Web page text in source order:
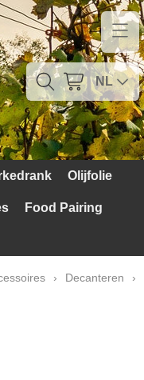
NL
Olijfolie
Food Pairing
› Decanteren
›